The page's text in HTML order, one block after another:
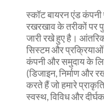
स्कॉट बायरन एंड कंपनी
रखरखाव के तरीकों पर
जारी रखे हुए है।
सिस्टम और प्रक्रियाओं
कंपनी और समुदाय के
(डिजाइन, निर्माण और
करते हैं जो हमारे
स्वस्थ, विविध और